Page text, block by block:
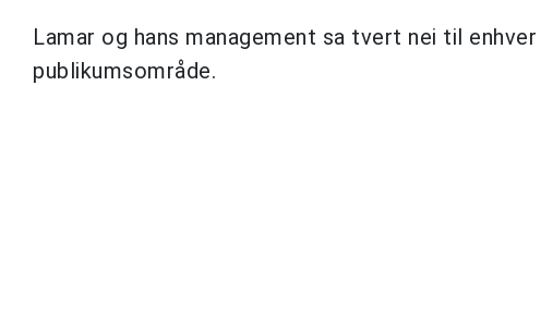
Lamar og hans management sa tvert nei til
publikumsområde.